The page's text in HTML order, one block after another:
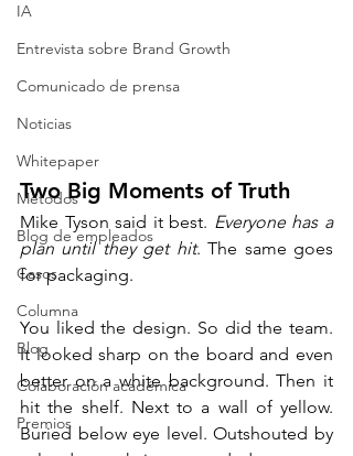
IA
Entrevista sobre Brand Growth
Comunicado de prensa
Noticias
Whitepaper
Métodos
Blog de empleados
Casos
Columna
Blog
Colaboración académica
Premios
Two Big Moments of Truth
Mike Tyson said it best. Everyone has a
plan until they get hit. The same goes
for packaging.
You liked the design. So did the team.
It looked sharp on the board and even
better on a white background. Then it
hit the shelf. Next to a wall of yellow.
Buried below eye level. Outshouted by